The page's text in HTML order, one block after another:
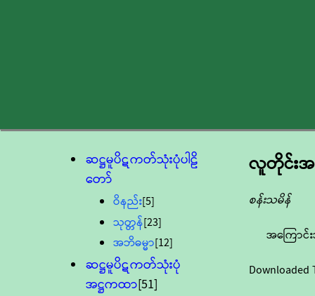
ဆဋ္ဌမူပိဋကတ်သုံးပုံပါဠိ
တော်
ဝိနည်း[5]
သုတ္တန်[23]
အဘိဓမ္မာ[12]
ဆဋ္ဌမူပိဋကတ်သုံးပုံ
အဋ္ဌကထာ[51]
လူတိုင်း
စန်းသမိန်
အကြောင်
Downloaded